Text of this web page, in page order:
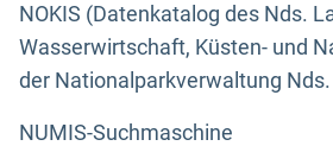
NOKIS (Datenkatalog des Nds.
Wasserwirtschaft, Küsten- und
der Nationalparkverwaltung
NUMIS-Suchmaschine